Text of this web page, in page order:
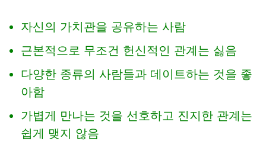
자신의 가치관을 공유하는 사람
근본적으로 무조건 헌신적인 관계는 싫음
다양한 종류의 사람들과 데이트하는 것을 좋
아함
가볍게 만나는 것을 선호하고 진지한 관계는
쉽게 맺지 않음